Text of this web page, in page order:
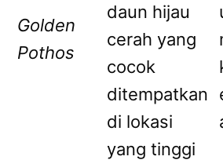
Golden
Pothos
daun hijau
cerah yang
cocok
ditempatkan
di lokasi
yang tinggi